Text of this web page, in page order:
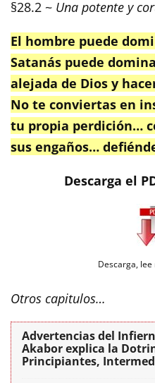
§28.2 ~ Una potente y
El hombre puede
Satanás puede
alejada de Dios y
No te conviertas en
tu propia perdición…
sus engaños…
Descarga el
Descarga,
Otros capitulos…
Advertencias del
Akabor explica la
Principiantes,